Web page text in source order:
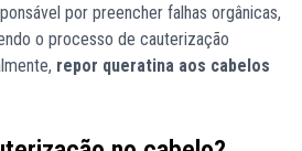
por preencher falhas orgânicas,
o processo de cauterização
repor queratina aos cabelos